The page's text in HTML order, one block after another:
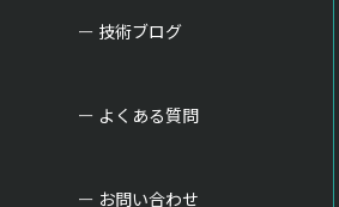
技術ブログ
よくある質問
お問い合わせ